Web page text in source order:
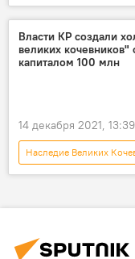
экономика
Власти КР создали
великих кочевников"
капиталом 100 млн
14 декабря 2021, 13:39
Наследие Великих
Общество